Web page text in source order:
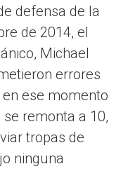
defensa de la
de 2014, el
Michael
errores
ese momento
remonta a 10,
tropas de
ninguna